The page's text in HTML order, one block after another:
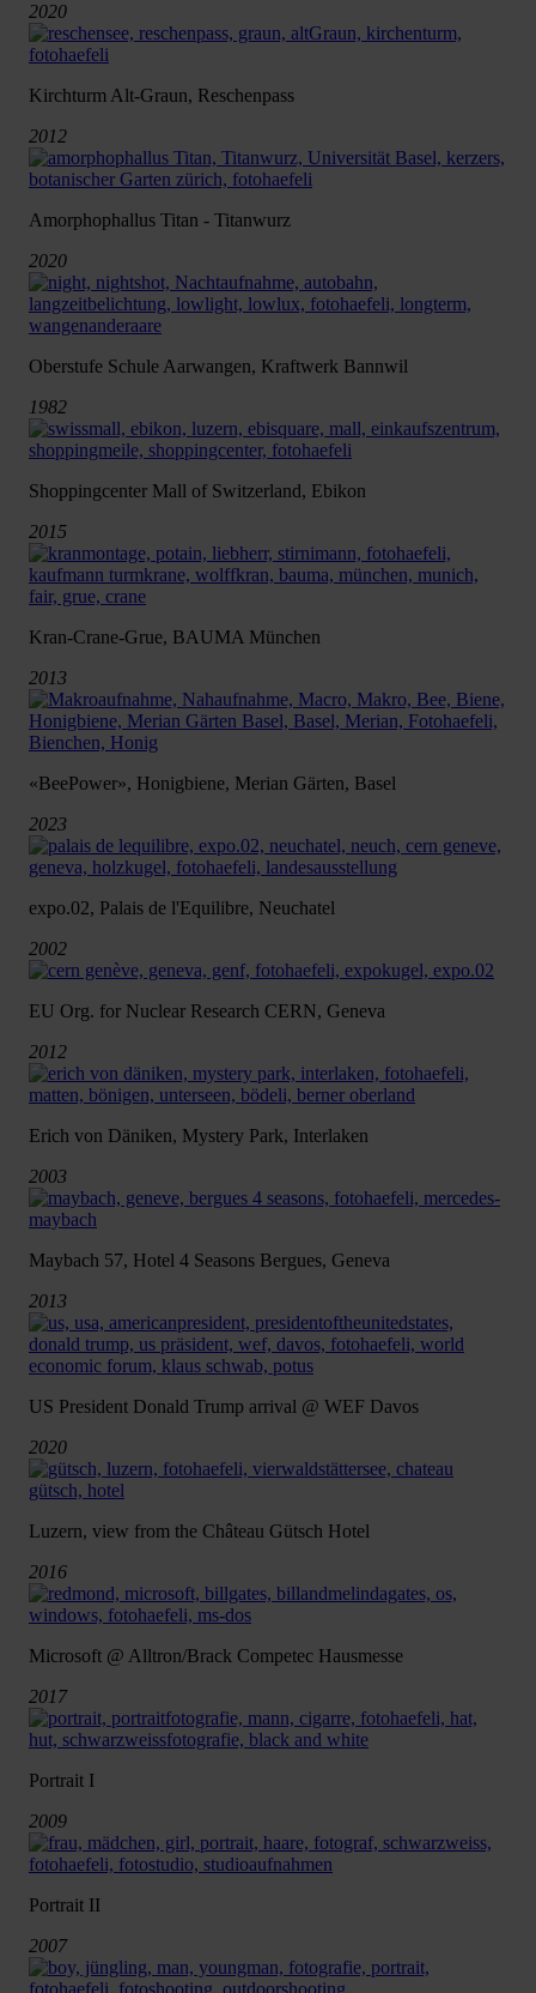
2020
Kirchturm Alt-Graun, Reschenpass
2012
Amorphophallus Titan - Titanwurz
2020
Oberstufe Schule Aarwangen, Kraftwerk Bannwil
1982
Shoppingcenter Mall of Switzerland, Ebikon
2015
Kran-Crane-Grue, BAUMA München
2013
«BeePower», Honigbiene, Merian Gärten, Basel
2023
expo.02, Palais de l'Equilibre, Neuchatel
2002
EU Org. for Nuclear Research CERN, Geneva
2012
Erich von Däniken, Mystery Park, Interlaken
2003
Maybach 57, Hotel 4 Seasons Bergues, Geneva
2013
US President Donald Trump arrival @ WEF Davos
2020
Luzern, view from the Château Gütsch Hotel
2016
Microsoft @ Alltron/Brack Competec Hausmesse
2017
Portrait I
2009
Portrait II
2007